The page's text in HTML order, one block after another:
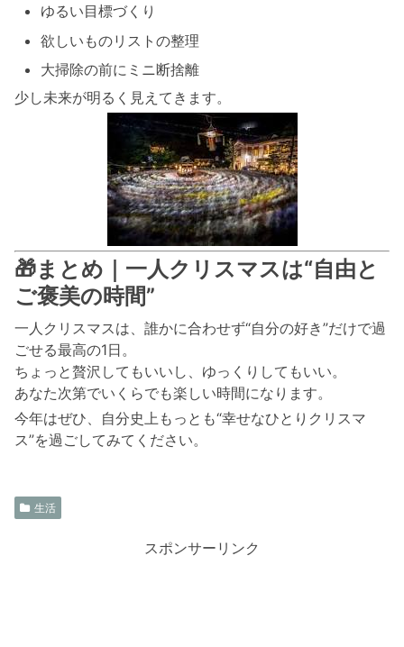
ゆるい目標づくり
欲しいものリストの整理
大掃除の前にミニ断捨離
少し未来が明るく見えてきます。
🎁まとめ｜一人クリスマスは“自由と
ご褒美の時間”
一人クリスマスは、誰かに合わせず“自分の好き”だけで過
ごせる最高の1日。
ちょっと贅沢してもいいし、ゆっくりしてもいい。
あなた次第でいくらでも楽しい時間になります。
今年はぜひ、自分史上もっとも“幸せなひとりクリスマ
ス”を過ごしてみてください。
生活
スポンサーリンク